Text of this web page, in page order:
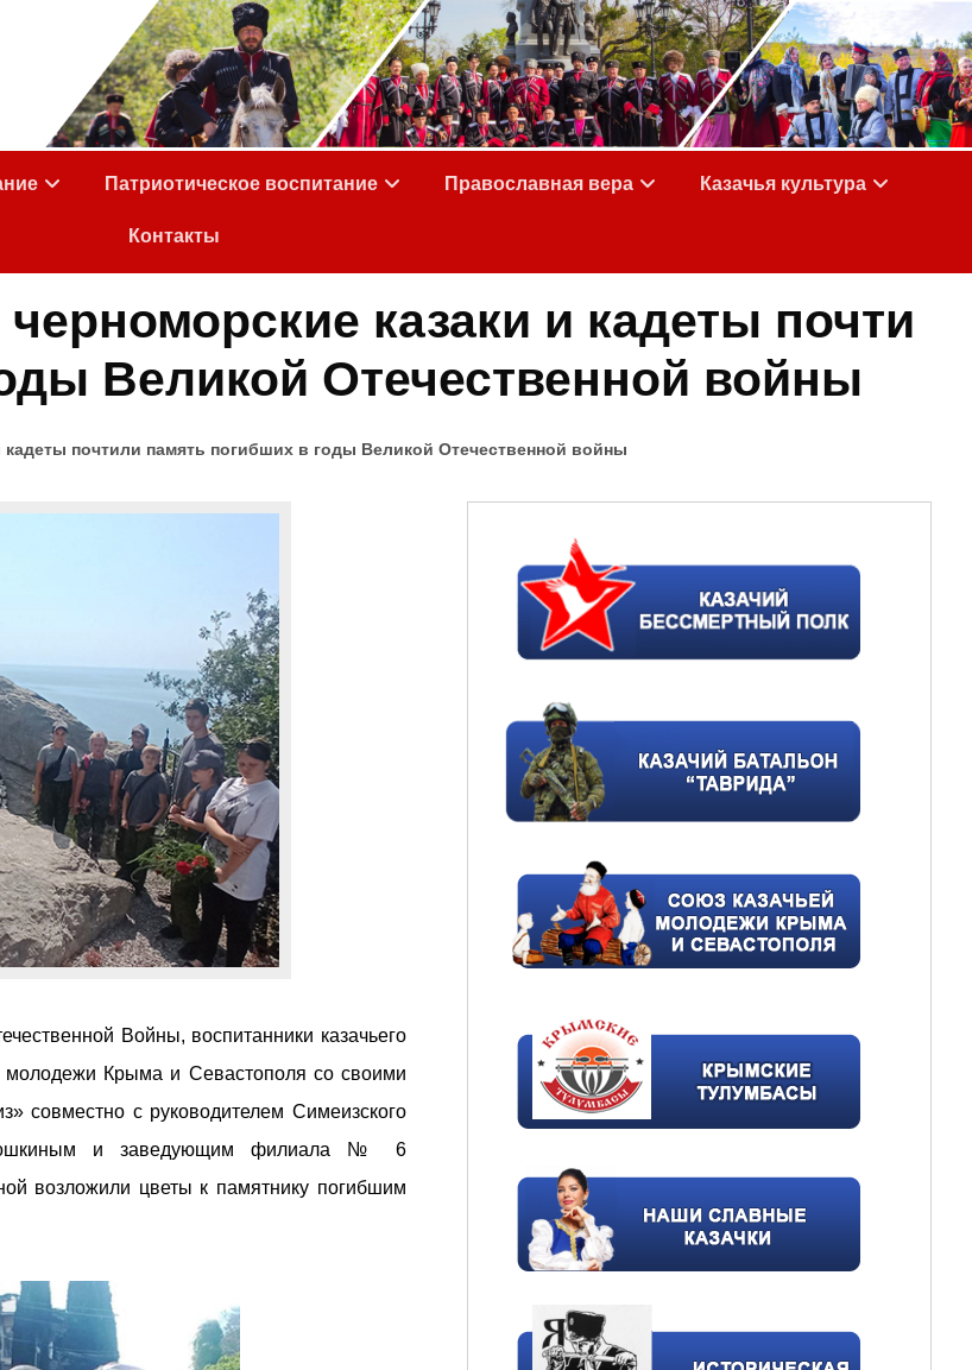
Патриотическое воспитание Православная вера Казачья культура
Контакты
казаки и кадеты почти
Великой Отечественной войны
почтили память погибших в годы Великой Отечественной войны
Войны, воспитанники казачьего
молодежи Крыма и Севастополя со своими
совместно с руководителем Симеизского
и заведующим филиала № 6
возложили цветы к памятнику погибшим